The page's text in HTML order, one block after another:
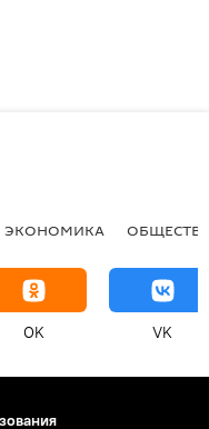
ЭКОНОМИКА
OK VK